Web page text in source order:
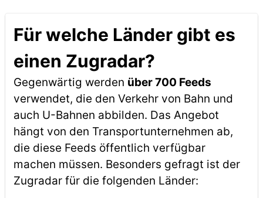
Für welche Länder gibt es
einen Zugradar?
Gegenwärtig werden über 700 Feeds
verwendet, die den Verkehr von Bahn und
auch U-Bahnen abbilden. Das Angebot
hängt von den Transportunternehmen ab,
die diese Feeds öffentlich verfügbar
machen müssen. Besonders gefragt ist der
Zugradar für die folgenden Länder: